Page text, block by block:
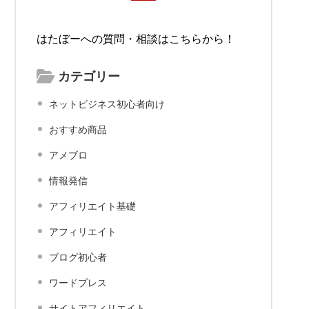
はたぼーへの質問・相談はこちらから！
カテゴリー
ネットビジネス初心者向け
おすすめ商品
アメブロ
情報発信
アフィリエイト基礎
アフィリエイト
ブログ初心者
ワードプレス